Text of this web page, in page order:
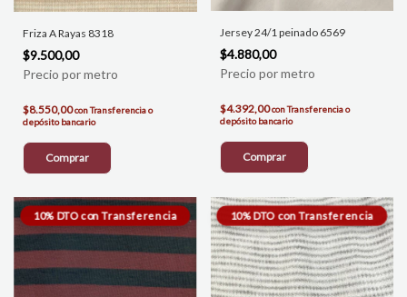
Friza A Rayas 8318
$9.500,00
$8.550,00conTransferencia o
depósito bancario
Comprar
Jersey 24/1 peinado 6569
$4.880,00
$4.392,00conTransferencia o
depósito bancario
Comprar